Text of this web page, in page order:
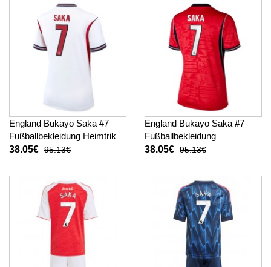
England Bukayo Saka #7
Fußballbekleidung Heimtrikot
Damen WM 2026 Kurzarm
38.05€ 95.13€
England Bukayo Saka #7
Fußballbekleidung
Auswärtstrikot Damen WM
38.05€ 95.13€